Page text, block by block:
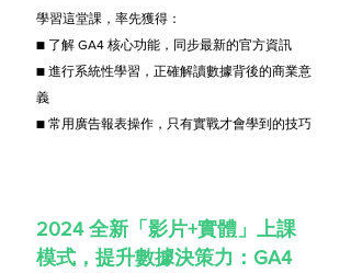
學習這堂課，率先獲得：
■ 了解 GA4 核心功能，同步最新的官方資訊
■ 進行系統性學習，正確解讀數據背後的商業意
義
■ 常用廣告報表操作，只有實戰才會學到的技巧
2024 全新「影片+實體」上課
模式，提升數據決策力：GA4